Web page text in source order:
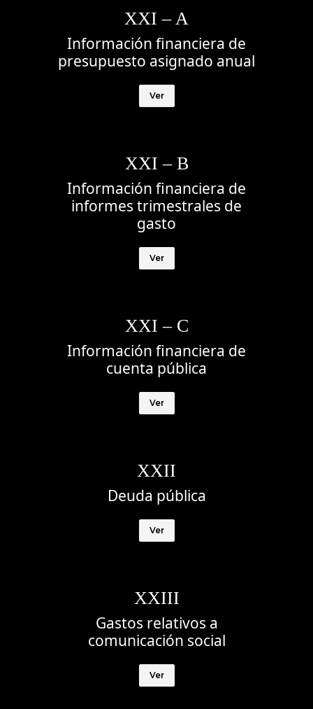
XXI – A
Información financiera de
presupuesto asignado anual
Ver
XXI – B
Información financiera de
informes trimestrales de
gasto
Ver
XXI – C
Información financiera de
cuenta pública
Ver
XXII
Deuda pública
Ver
XXIII
Gastos relativos a
comunicación social
Ver